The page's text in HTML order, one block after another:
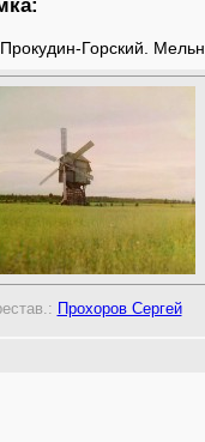
Горский.
Прохоров Сергей